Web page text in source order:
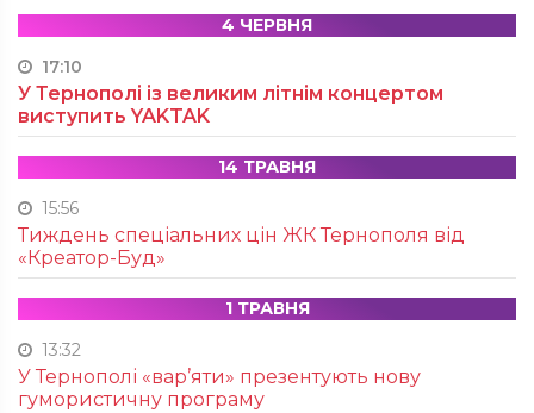
4 ЧЕРВНЯ
17:10
У Тернополі із великим літнім концертом
виступить YAKTAK
14 ТРАВНЯ
15:56
Тиждень спеціальних цін ЖК Тернополя від
«Креатор-Буд»
1 ТРАВНЯ
13:32
У Тернополі «вар’яти» презентують нову
гумористичну програму